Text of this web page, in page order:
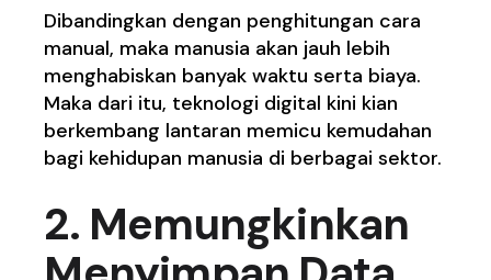
Dibandingkan dengan penghitungan cara
manual, maka manusia akan jauh lebih
menghabiskan banyak waktu serta biaya.
Maka dari itu, teknologi digital kini kian
berkembang lantaran memicu kemudahan
bagi kehidupan manusia di berbagai sektor.
2. Memungkinkan